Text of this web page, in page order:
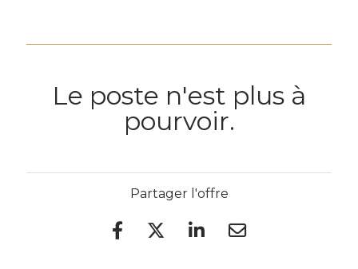
Le poste n'est plus à
pourvoir.
Partager l'offre